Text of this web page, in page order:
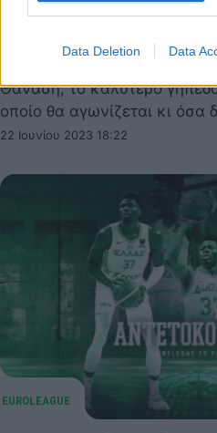
Data Deletion Data
Κώστας
Πρωτάθλημα και Final
Θανάση, το καλύτερο
οποίο θα αγωνίζεται κι
22 Ιουνίου 2023 18:22